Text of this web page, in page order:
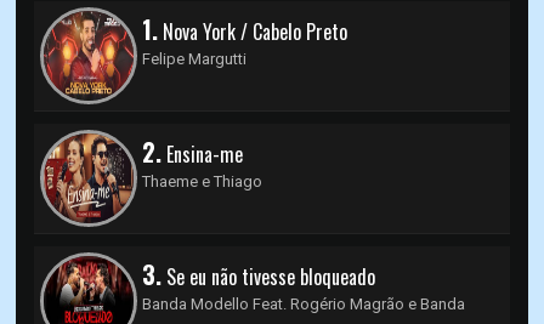
1. Nova York / Cabelo Preto
Felipe Margutti
2. Ensina-me
Thaeme e Thiago
3. Se eu não tivesse bloqueado
Banda Modello Feat. Rogério Magrão e Banda